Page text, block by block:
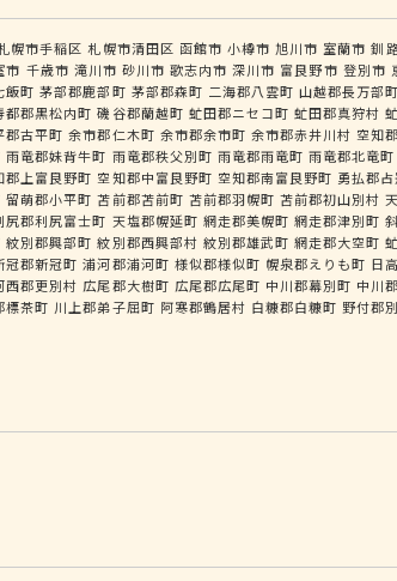
幌市手稲区 札幌市清田区 函館市 小樽市 旭川市 室蘭市 釧
市 千歳市 滝川市 砂川市 歌志内市 深川市 富良野市 登別市
飯町 茅部郡鹿部町 茅部郡森町 二海郡八雲町 山越郡長万部町
都郡黒松内町 磯谷郡蘭越町 虻田郡ニセコ町 虻田郡真狩村
郡古平町 余市郡仁木町 余市郡余市町 余市郡赤井川村 空知
雨竜郡妹背牛町 雨竜郡秩父別町 雨竜郡雨竜町 雨竜郡北竜町
郡上富良野町 空知郡中富良野町 空知郡南富良野町 勇払郡
留萌郡小平町 苫前郡苫前町 苫前郡羽幌町 苫前郡初山別村
尻郡利尻富士町 天塩郡幌延町 網走郡美幌町 網走郡津別町
紋別郡興部町 紋別郡西興部村 紋別郡雄武町 網走郡大空町
冠郡新冠町 浦河郡浦河町 様似郡様似町 幌泉郡えりも町 日
西郡更別村 広尾郡大樹町 広尾郡広尾町 中川郡幕別町 中川
標茶町 川上郡弟子屈町 阿寒郡鶴居村 白糠郡白糠町 野付郡